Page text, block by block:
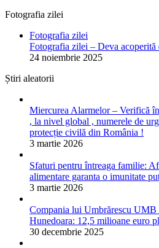
Fotografia zilei
Fotografia zilei
Fotografia zilei – Deva acoperită
24 noiembrie 2025
Știri aleatorii
Miercurea Alarmelor – Verifică
, la nivel global , numerele de
protecție civilă din România !
3 martie 2026
Sfaturi pentru întreaga familie:
alimentare garanta o imunitate
3 martie 2026
Compania lui Umbrărescu
Hunedoara: 12,5 milioane euro
30 decembrie 2025